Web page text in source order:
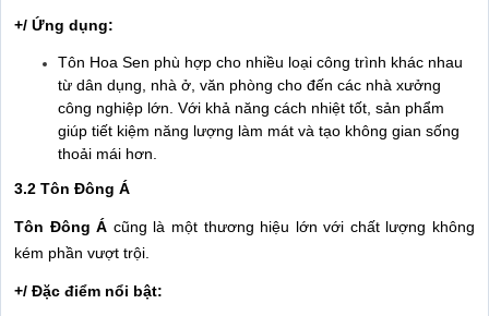
+/ Ứng dụng:
Tôn Hoa Sen phù hợp cho nhiều loại công trình khác nhau
từ dân dụng, nhà ở, văn phòng cho đến các nhà xưởng
công nghiệp lớn. Với khả năng cách nhiệt tốt, sản phẩm
giúp tiết kiệm năng lượng làm mát và tạo không gian sống
thoải mái hơn.
3.2 Tôn Đông Á
Tôn Đông Á cũng là một thương hiệu lớn với chất lượng không
kém phần vượt trội.
+/ Đặc điểm nổi bật: